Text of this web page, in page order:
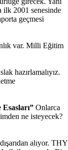
ilk 2001 senesinde
geçmesi
var. Milli Eğitim
hazırlamalıyız.
Onlarca
ne isteyecek?
alıyor. THY